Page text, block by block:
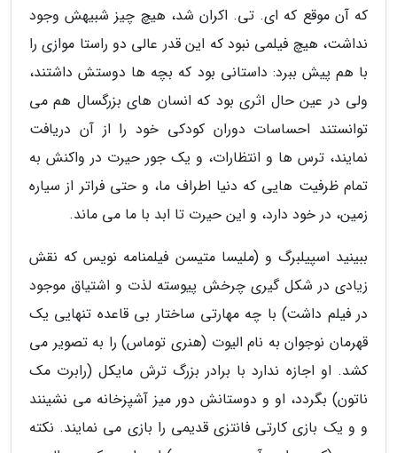
که آن موقع که ای. تی. اکران شد، هیچ چیز شبیهش وجود
نداشت، هیچ فیلمی نبود که این قدر عالی دو راستا موازی را
با هم پیش ببرد: داستانی بود که بچه ها دوستش داشتند،
ولی در عین حال اثری بود که انسان های بزرگسال هم می
توانستند احساسات دوران کودکی خود را از آن دریافت
نمایند، ترس ها و انتظارات، و یک جور حیرت در واکنش به
تمام ظرفیت هایی که دنیا اطراف ما، و حتی فراتر از سیاره
زمین، در خود دارد، و این حیرت تا ابد با ما می ماند.
ببینید اسپیلبرگ و (ملیسا متیسن فیلمنامه نویس که نقش
زیادی در شکل گیری چرخش پیوسته لذت و اشتیاق موجود
در فیلم داشت) با چه مهارتی ساختار بی قاعده تنهایی یک
قهرمان نوجوان به نام الیوت (هنری توماس) را به تصویر می
کشد. او اجازه ندارد با برادر بزرگ ترش مایکل (رابرت مک
ناتون) بگردد، او و دوستانش دور میز آشپزخانه می نشینند
و و یک بازی کارتی فانتزی قدیمی را بازی می نمایند. نکته